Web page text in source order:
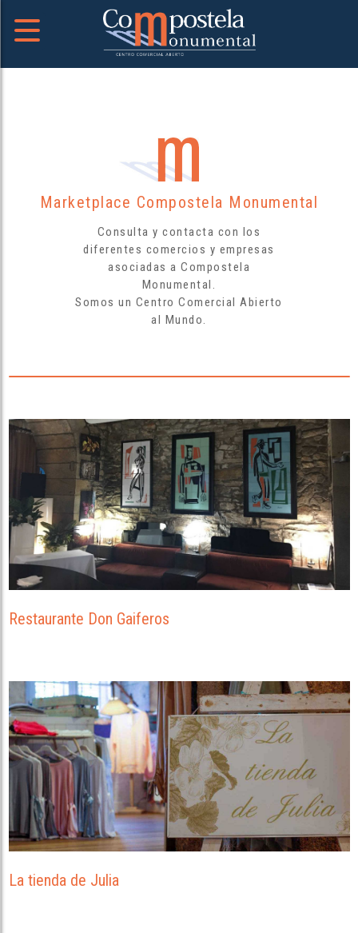
Marketplace Compostela Monumental
Consulta y contacta con los
diferentes comercios y empresas
asociadas a Compostela
Monumental.
Somos un Centro Comercial Abierto
al Mundo.
Restaurante Don Gaiferos
La tienda de Julia